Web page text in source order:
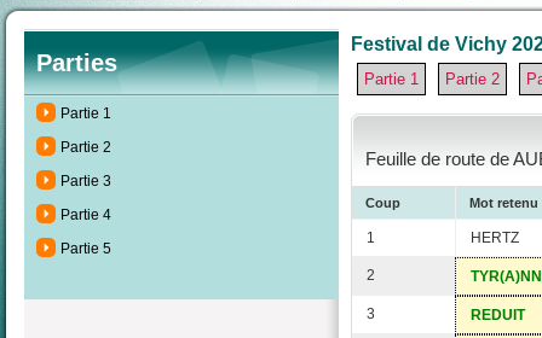
Parties
Partie 1
Partie 2
Partie 3
Partie 4
Partie 5
Festival de Vichy
Partie 1 Partie 2
Feuille de route de
Coup Mot retenu
1 HERTZ
2
3 REDUIT